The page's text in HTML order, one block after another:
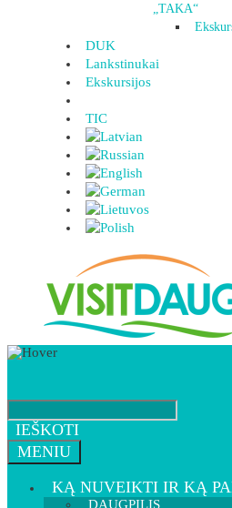
„TAKA“
DUK
Lankstinukai
Ekskursijos
TIC
IEŠKOTI
MENIU
KĄ NUVEIKTI IR KĄ
DAUGPILIS